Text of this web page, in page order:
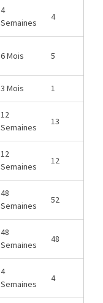
4
Semaines
4
6 Mois 5
3 Mois 1
12
Semaines
13
12
Semaines
12
48
Semaines
52
48
Semaines
48
4
Semaines
4